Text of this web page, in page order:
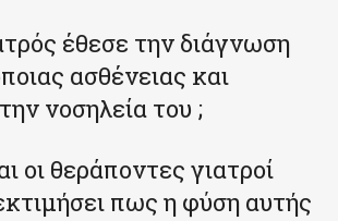
έθεσε την διάγνωση
ασθένειας και
νοσηλεία του ;
οι θεράποντες γιατροί
πως η φύση αυτής